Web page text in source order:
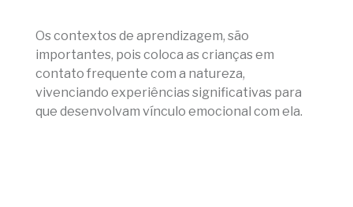
Os contextos de aprendizagem, são
importantes, pois coloca as crianças em
contato frequente com a natureza,
vivenciando experiências significativas para
que desenvolvam vínculo emocional com ela.